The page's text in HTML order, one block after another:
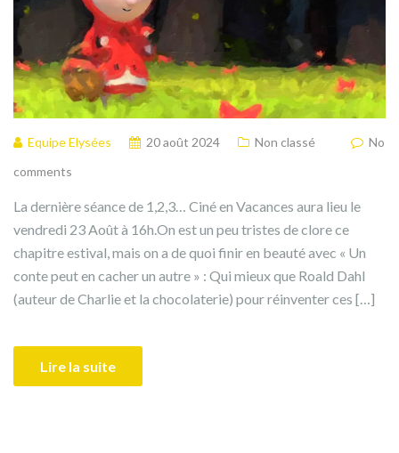
Equipe Elysées 20 août 2024 Non classé
No
comments
La dernière séance de 1,2,3… Ciné en Vacances aura lieu le
vendredi 23 Août à 16h.On est un peu tristes de clore ce
chapitre estival, mais on a de quoi finir en beauté avec « Un
conte peut en cacher un autre » : Qui mieux que Roald Dahl
(auteur de Charlie et la chocolaterie) pour réinventer ces […]
Lire la suite